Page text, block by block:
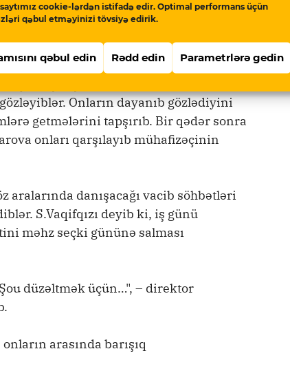
cookie-lərdən istifadə edir. Optimal performans üçün
qəbul etməyinizi tövsiyə edirik.
qəbul edin Rədd edin Parametrlərə gedin
imza var, üçü eyni…"
edib.
üç seçki məntəqəsindən birində
Onların dayanıb gözlədiyini
getmələrini tapşırıb. Bir qədər sonra
onları qarşılayıb mühafizəçinin
danışacağı vacib söhbətləri
S.Vaqifqızı deyib ki, iş günü
məhz seçki gününə salması
düzəltmək üçün…", – direktor
arasında barışıq